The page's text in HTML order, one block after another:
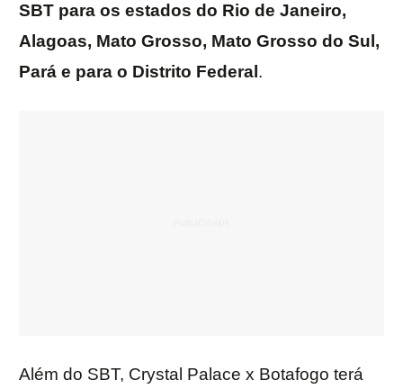
SBT para os estados do Rio de Janeiro,
Alagoas, Mato Grosso, Mato Grosso do Sul,
Pará e para o Distrito Federal .
Além do SBT, Crystal Palace x Botafogo terá